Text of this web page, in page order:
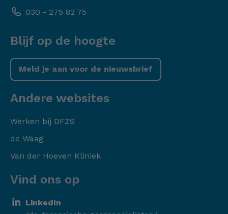
030 - 275 82 75
Blijf op de hoogte
Meld je aan voor de nieuwsbrief
Andere websites
Werken bij DFZS
de Waag
Van der Hoeven Kliniek
Vind ons op
LinkedIn